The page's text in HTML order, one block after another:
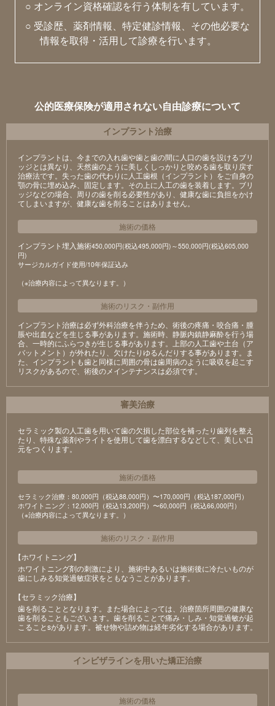
○ オンライン資格確認を行う体制を有しています。
○ 受診歴、薬剤情報、特定健診情報、その他必要な
情報を取得・活用して診療を行います。
公的医療保険が適用されない自由診療について
インプラント治療
インプラントは、今までの入れ歯や歯と歯の間に人口の歯を設けるブリ
ッジとは異なり、天然歯のように美しくしっかりと咬める歯を取り戻す
治療法です。失った歯の代わりに人工歯根（インプラント）をご自身の
顎の骨に埋め込み、固定します。その上に人工の歯を装着します。ブリ
ッジなどの場合、周りの歯を削る必要性があり、健康な歯に負担をかけ
てしまいますが、健康な歯を削ることはありません。
施術の価格
インプラント埋入施術450,000円(税込495,000円)～550,000円(税込605,000
円)
サージカルガイド使用/10年保証込み
（※治療内容によって異なります。）
施術のリスク ・ 副作用
インプラント治療は必ず外科治療を伴うため、術後の疼痛・咬合痛・腫
脹や出血などを生じる事があります。施術時、静脈内鎮静麻酔を行う場
合、一時的にふらつきが生じる事があります。上部の人工歯や土台（ア
バットメント）が外れたり、欠けたりゆるんだりする事があります。ま
た、インプラントも歯と同様に周囲の骨は歯周病のように吸収を起こす
リスクがあるので、術後のメインテナンスは必須です。
審美治療
セラミック製の⼈⼯⻭を⽤いて⻭の⽋損した部位を補ったり⻭列を整え
たり、特殊な薬剤やライトを使⽤して⻭を漂⽩するなどして、美しい⼝
元をつくります。
施術の価格
セラミック治療：80,000円（税込88,000円）〜170,000円（税込187,000円）
ホワイトニング：12,000円（税込13,200円）〜60,000円（税込66,000円）
（※治療内容によって異なります。）
施術のリスク ・ 副作用
【ホワイトニング】
ホワイトニング剤の刺激により、施術中あるいは施術後に冷たいものが
⻭にしみる知覚過敏症状をともなうことがあります。
【セラミック治療】
⻭を削ることとなります。また場合によっては、治療箇所周囲の健康な
⻭を削ることもございます。⻭を削ることで痛み・しみ・知覚過敏が起
こることsがあります。被せ物や詰め物は経年劣化する場合があります。
インビザラインを用いた矯正治療
施術の価格